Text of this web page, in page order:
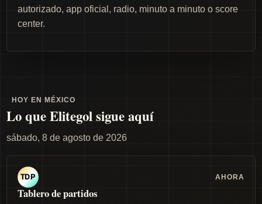
autorizado, app oficial, radio, minuto a minuto o score
center.
HOY EN MÉXICO
Lo que Elitegol sigue aquí
sábado, 8 de agosto de 2026
TDP AHORA
Tablero de partidos